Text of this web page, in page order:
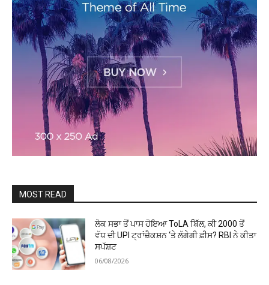
MOST READ
ਲੋਕ ਸਭਾ ਤੋਂ ਪਾਸ ਹੋਇਆ ToLA ਬਿੱਲ, ਕੀ ₹2000 ਤੋਂ
ਵੱਧ ਦੀ UPI ਟ੍ਰਾਂਜ਼ੈਕਸ਼ਨ ‘ਤੇ ਲੱਗੇਗੀ ਫ਼ੀਸ? RBI ਨੇ ਕੀਤਾ
ਸਪੱਸ਼ਟ
06/08/2026